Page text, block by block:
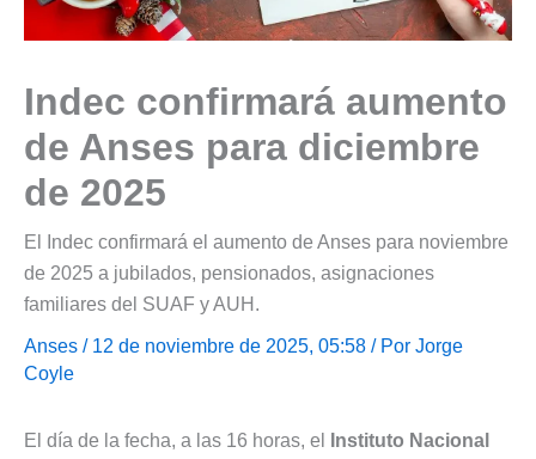
Indec confirmará aumento
de Anses para diciembre
de 2025
El Indec confirmará el aumento de Anses para noviembre
de 2025 a jubilados, pensionados, asignaciones
familiares del SUAF y AUH.
Anses / 12 de noviembre de 2025, 05:58 / Por Jorge
Coyle
El día de la fecha, a las 16 horas, el
Instituto Nacional